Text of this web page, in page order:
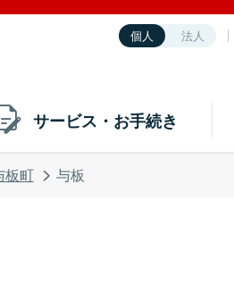
個人 法人
サービス・お手続き
板町 与板